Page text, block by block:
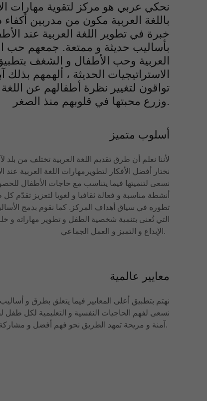
نحكي عربي هو مركز لتقوية مهارات
باللغة العربية مكون من مدربين
خبرة في تطوير اللغة العربية عند
بأساليب حديثة و ممتعة. جمعهم حب
العربية وحب الأطفال و الشغف
الاستراتيجيات الحديثة ، ألهمهم بذلك
تواقون لتغيير نظرة أطفالهم عن اللغة
وزرع محبتها في قلوبهم منذ الصغر.
أسلوب متميز
لأننا نعلم أن طرق تقديم اللغة العربية تختلف من بلد
نختار أفضل الأفكار لتطويرمهارات اللغة العربية عند
نسعى لتنميتها فيما يتناسب مع حاجات الأطفال
أنشطة مناسبة و فعالة ثقافيا و لغويا لتعزيز تقدّم
تطوره في سياق أهداف المركز. كما نقوم بدمج
التي تُعنى بتنمية شخصية الطفل و تطوير مهاراته و
الإبداع و التميز و العمل الجماعي.
معايير عالمية
نهتم بتطبيق أعلى المعايير فيما يتعلق بطرق و
نسعى لفهم الحاجيات النفسية و التعليمية لكل طفل
آمنة و مريحة تمهد الطريق نحو فهم أفضل و مشاركة فعالة.